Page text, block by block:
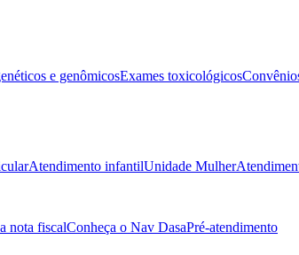
e genômicosExames toxicológicos
Atendimento infantilUnidade Mulher
nota fiscalConheça o Nav DasaPré-atendimento